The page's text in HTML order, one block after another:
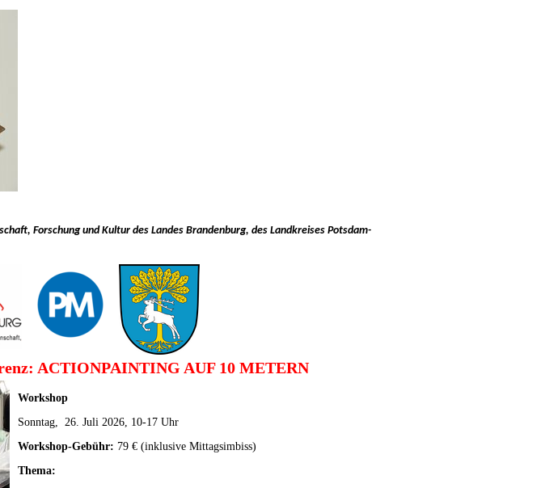
Forschung und Kultur des Landes Brandenburg, des Landkreises Potsdam-
ACTIONPAINTING AUF 10 METERN
Workshop
Sonntag, 26. Juli 2026, 10-17 Uhr
Workshop-Gebühr: 79 € (inklusive Mittagsimbiss)
Thema: